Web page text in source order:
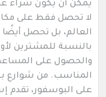
يمكن أن يكون شراء
لا تحصل فقط على مكان
العالم، بل تحصل
بالنسبة للمشترين
والحصول على
المناسب. من شوارع
على البوسفور، تقدم